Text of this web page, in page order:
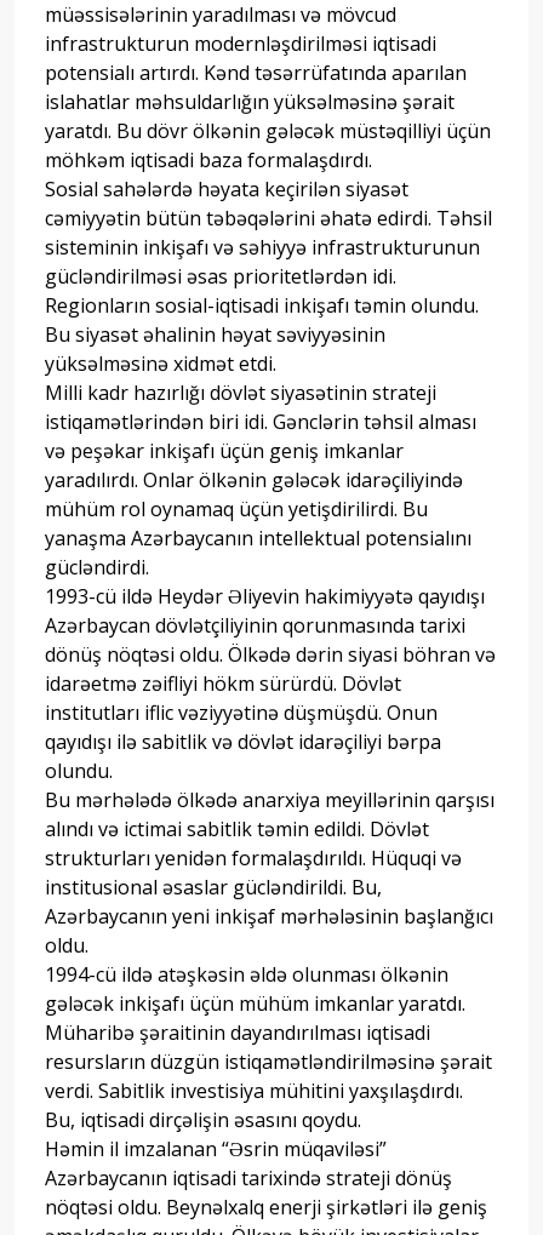
müəssisələrinin yaradılması və mövcud
infrastrukturun modernləşdirilməsi iqtisadi
potensialı artırdı. Kənd təsərrüfatında aparılan
islahatlar məhsuldarlığın yüksəlməsinə şərait
yaratdı. Bu dövr ölkənin gələcək müstəqilliyi üçün
möhkəm iqtisadi baza formalaşdırdı.
Sosial sahələrdə həyata keçirilən siyasət
cəmiyyətin bütün təbəqələrini əhatə edirdi. Təhsil
sisteminin inkişafı və səhiyyə infrastrukturunun
gücləndirilməsi əsas prioritetlərdən idi.
Regionların sosial-iqtisadi inkişafı təmin olundu.
Bu siyasət əhalinin həyat səviyyəsinin
yüksəlməsinə xidmət etdi.
Milli kadr hazırlığı dövlət siyasətinin strateji
istiqamətlərindən biri idi. Gənclərin təhsil alması
və peşəkar inkişafı üçün geniş imkanlar
yaradılırdı. Onlar ölkənin gələcək idarəçiliyində
mühüm rol oynamaq üçün yetişdirilirdi. Bu
yanaşma Azərbaycanın intellektual potensialını
gücləndirdi.
1993-cü ildə Heydər Əliyevin hakimiyyətə qayıdışı
Azərbaycan dövlətçiliyinin qorunmasında tarixi
dönüş nöqtəsi oldu. Ölkədə dərin siyasi böhran və
idarəetmə zəifliyi hökm sürürdü. Dövlət
institutları iflic vəziyyətinə düşmüşdü. Onun
qayıdışı ilə sabitlik və dövlət idarəçiliyi bərpa
olundu.
Bu mərhələdə ölkədə anarxiya meyillərinin qarşısı
alındı və ictimai sabitlik təmin edildi. Dövlət
strukturları yenidən formalaşdırıldı. Hüquqi və
institusional əsaslar gücləndirildi. Bu,
Azərbaycanın yeni inkişaf mərhələsinin başlanğıcı
oldu.
1994-cü ildə atəşkəsin əldə olunması ölkənin
gələcək inkişafı üçün mühüm imkanlar yaratdı.
Müharibə şəraitinin dayandırılması iqtisadi
resursların düzgün istiqamətləndirilməsinə şərait
verdi. Sabitlik investisiya mühitini yaxşılaşdırdı.
Bu, iqtisadi dirçəlişin əsasını qoydu.
Həmin il imzalanan “Əsrin müqaviləsi”
Azərbaycanın iqtisadi tarixində strateji dönüş
nöqtəsi oldu. Beynəlxalq enerji şirkətləri ilə geniş